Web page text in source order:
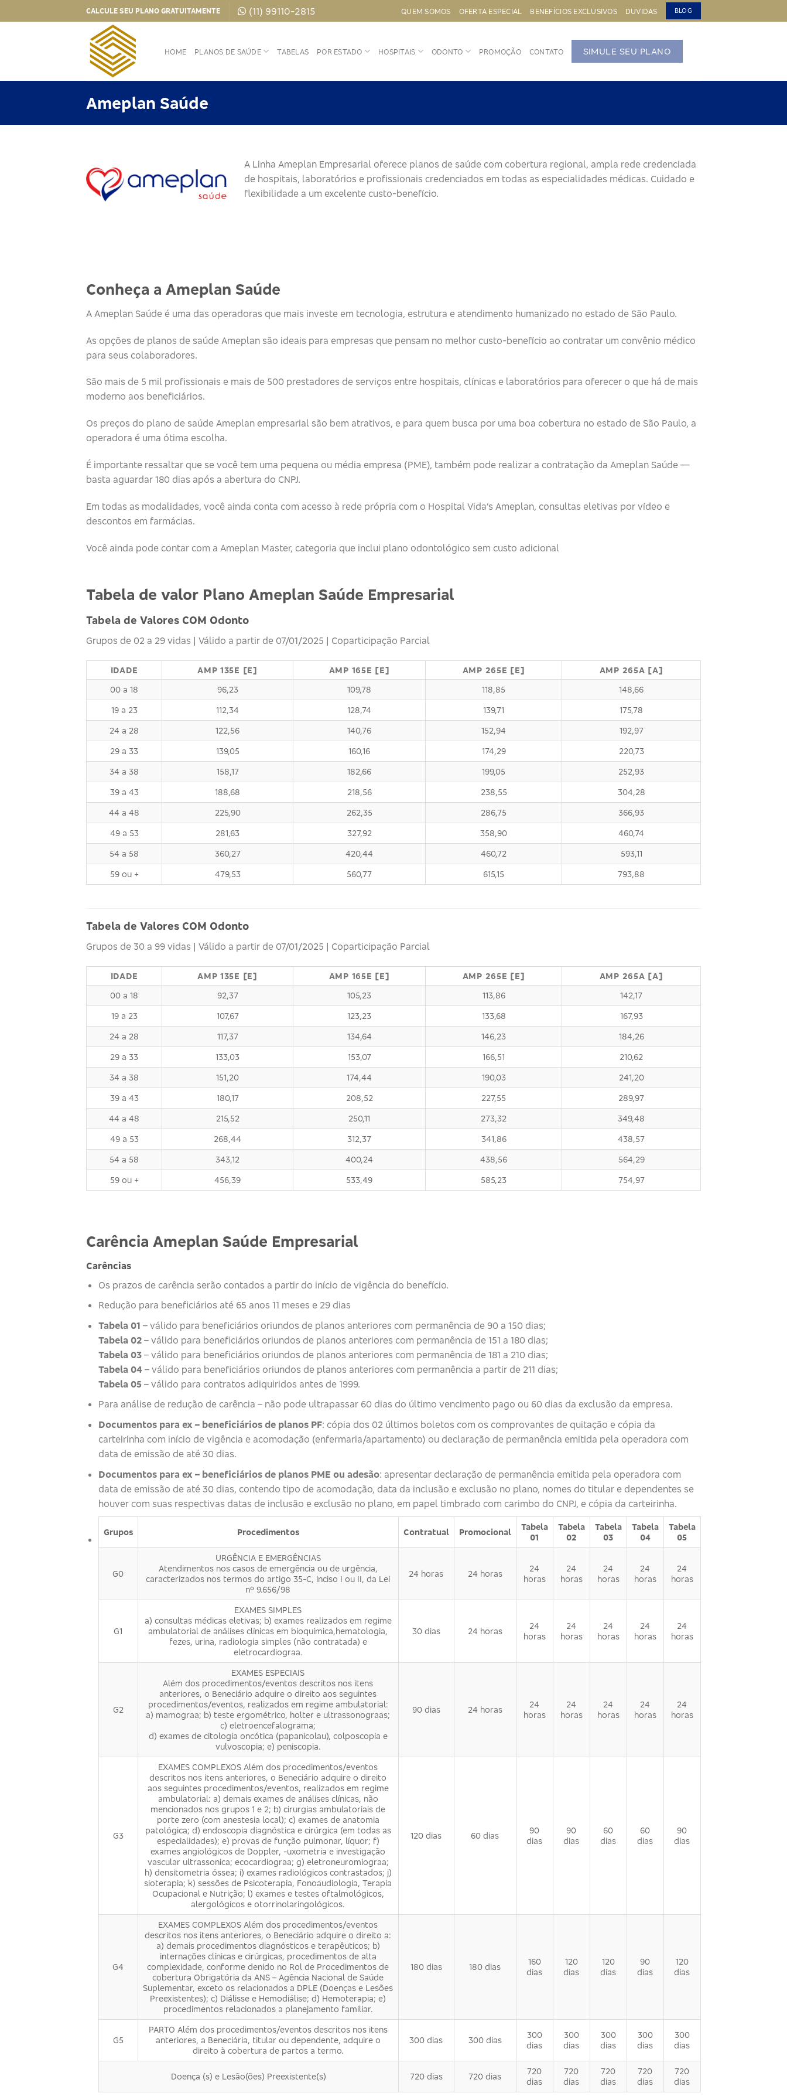
to
CALCULE SEU PLANO GRATUITAMENTE (11) 99110-2815 QUEM SOMOS OFERTA ESPECIAL BENEFÍCIOS EXCLUSIVOS DUVIDAS BLOG
HOME PLANOS DE SAÚDE TABELAS POR ESTADO HOSPITAIS ODONTO PROMOÇÃO CONTATO SIMULE SEU PLANO
Ameplan Saúde
A Linha Ameplan Empresarial oferece planos de saúde com cobertura regional, ampla rede credenciada
de hospitais, laboratórios e profissionais credenciados em todas as especialidades médicas. Cuidado e
flexibilidade a um excelente custo-benefício.
Conheça a Ameplan Saúde
A Ameplan Saúde é uma das operadoras que mais investe em tecnologia, estrutura e atendimento humanizado no estado de São Paulo.
As opções de planos de saúde Ameplan são ideais para empresas que pensam no melhor custo-benefício ao contratar um convênio médico
para seus colaboradores.
São mais de 5 mil profissionais e mais de 500 prestadores de serviços entre hospitais, clínicas e laboratórios para oferecer o que há de mais
moderno aos beneficiários.
Os preços do plano de saúde Ameplan empresarial são bem atrativos, e para quem busca por uma boa cobertura no estado de São Paulo, a
operadora é uma ótima escolha.
É importante ressaltar que se você tem uma pequena ou média empresa (PME), também pode realizar a contratação da Ameplan Saúde —
basta aguardar 180 dias após a abertura do CNPJ.
Em todas as modalidades, você ainda conta com acesso à rede própria com o Hospital Vida’s Ameplan, consultas eletivas por vídeo e
descontos em farmácias.
Você ainda pode contar com a Ameplan Master, categoria que inclui plano odontológico sem custo adicional
Tabela de valor Plano Ameplan Saúde Empresarial
Tabela de Valores COM Odonto
Grupos de 02 a 29 vidas | Válido a partir de 07/01/2025 | Coparticipação Parcial
IDADE AMP 135E [E] AMP 165E [E] AMP 265E [E]
AMP 265A [A]
00 a 18
96,23 109,78 118,85 148,66
19 a 23 112,34 128,74 139,71 175,78
24 a 28 122,56 140,76 152,94 192,97
29 a 33 139,05 160,16 174,29 220,73
34 a 38 158,17 182,66 199,05 252,93
39 a 43 188,68 218,56 238,55 304,28
44 a 48 225,90 262,35 286,75 366,93
49 a 53 281,63 327,92 358,90 460,74
54 a 58 360,27 420,44 460,72 593,11
59 ou + 479,53 560,77 615,15 793,88
Tabela de Valores COM Odonto
Grupos de 30 a 99 vidas | Válido a partir de 07/01/2025 | Coparticipação Parcial
IDADE AMP 135E [E] AMP 165E [E] AMP 265E [E]
AMP 265A [A]
00 a 18
92,37 105,23 113,86 142,17
19 a 23 107,67 123,23 133,68 167,93
24 a 28 117,37 134,64 146,23 184,26
29 a 33 133,03 153,07 166,51 210,62
34 a 38 151,20 174,44 190,03 241,20
39 a 43 180,17 208,52 227,55 289,97
44 a 48 215,52 250,11 273,32 349,48
49 a 53 268,44 312,37 341,86 438,57
54 a 58 343,12 400,24 438,56 564,29
59 ou + 456,39 533,49 585,23 754,97
Carência Ameplan Saúde Empresarial
Carências
Os prazos de carência serão contados a partir do início de vigência do benefício.
Redução para beneficiários até 65 anos 11 meses e 29 dias
Tabela 01 – válido para beneficiários oriundos de planos anteriores com permanência de 90 a 150 dias;
Tabela 02– válido para beneficiários oriundos de planos anteriores com permanência de 151 a 180 dias;
Tabela 03– válido para beneficiários oriundos de planos anteriores com permanência de 181 a 210 dias;
Tabela 04– válido para beneficiários oriundos de planos anteriores com permanência a partir de 211 dias;
Tabela 05 – válido para contratos adiquiridos antes de 1999.
Para análise de redução de carência – não pode ultrapassar 60 dias do último vencimento pago ou 60 dias da exclusão da empresa.
Documentos para ex – beneficiários de planos PF: cópia dos 02 últimos boletos com os comprovantes de quitação e cópia da
carteirinha com início de vigência e acomodação (enfermaria/apartamento) ou declaração de permanência emitida pela operadora com
data de emissão de até 30 dias.
Documentos para ex – beneficiários de planos PME ou adesão: apresentar declaração de permanência emitida pela operadora com
data de emissão de até 30 dias, contendo tipo de acomodação, data da inclusão e exclusão no plano, nomes do titular e dependentes se
houver com suas respectivas datas de inclusão e exclusão no plano, em papel timbrado com carimbo do CNPJ, e cópia da carteirinha.
Grupos Procedimentos Contratual Promocional
Tabela
01
Tabela
02
Tabela
03
Tabela
04
Tabela
05
G0
URGÊNCIA E EMERGÊNCIAS
Atendimentos nos casos de emergência ou de urgência,
caracterizados nos termos do artigo 35-C, inciso I ou II, da Lei
nº 9.656/98
24 horas 24 horas
24
horas
24
horas
24
horas
24
horas
24
horas
G1
EXAMES SIMPLES
a) consultas médicas eletivas; b) exames realizados em regime
ambulatorial de análises clínicas em bioquímica,hematologia,
fezes, urina, radiologia simples (não contratada) e
eletrocardiogra­a.
30 dias 24 horas
24
horas
24
horas
24
horas
24
horas
24
horas
G2
EXAMES ESPECIAIS
Além dos procedimentos/eventos descritos nos itens
anteriores, o Bene­ciário adquire o direito aos seguintes
procedimentos/eventos, realizados em regime ambulatorial:
a) mamogra­a; b) teste ergométrico, holter e ultrassonogra­as;
c) eletroencefalograma;
d) exames de citologia oncótica (papanicolau), colposcopia e
vulvoscopia; e) peniscopia.
90 dias 24 horas
24
horas
24
horas
24
horas
24
horas
24
horas
G3
EXAMES COMPLEXOS Além dos procedimentos/eventos
descritos nos itens anteriores, o Bene­ciário adquire o direito
aos seguintes procedimentos/eventos, realizados em regime
ambulatorial: a) demais exames de análises clínicas, não
mencionados nos grupos 1 e 2; b) cirurgias ambulatoriais de
porte zero (com anestesia local); c) exames de anatomia
patológica; d) endoscopia diagnóstica e cirúrgica (em todas as
especialidades); e) provas de função pulmonar, líquor; f)
exames angiológicos de Doppler, -uxometria e investigação
vascular ultrassonica; ecocardiogra­a; g) eletroneuromiogra­a;
h) densitometria óssea; i) exames radiológicos contrastados; j)
­sioterapia; k) sessões de Psicoterapia, Fonoaudiologia, Terapia
Ocupacional e Nutrição; l) exames e testes oftalmológicos,
alergológicos e otorrinolaringológicos.
120 dias 60 dias
90
dias
90
dias
60
dias
60
dias
90
dias
G4
EXAMES COMPLEXOS Além dos procedimentos/eventos
descritos nos itens anteriores, o Bene­ciário adquire o direito a:
a) demais procedimentos diagnósticos e terapêuticos; b)
internações clínicas e cirúrgicas, procedimentos de alta
complexidade, conforme de­nido no Rol de Procedimentos de
cobertura Obrigatória da ANS – Agência Nacional de Saúde
Suplementar, exceto os relacionados a DPLE (Doenças e Lesões
Preexistentes); c) Diálisse e Hemodiálise; d) Hemoterapia; e)
procedimentos relacionados a planejamento familiar.
180 dias 180 dias
160
dias
120
dias
120
dias
90
dias
120
dias
G5
PARTO Além dos procedimentos/eventos descritos nos itens
anteriores, a Bene­ciária, titular ou dependente, adquire o
direito à cobertura de partos a termo.
300 dias 300 dias
300
dias
300
dias
300
dias
300
dias
300
dias
Doença (s) e Lesão(ões) Preexistente(s) 720 dias 720 dias
720
dias
720
dias
720
dias
720
dias
720
dias